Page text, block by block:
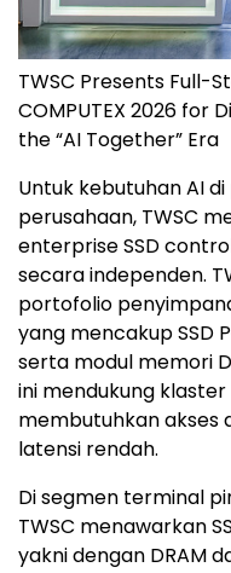
TWSC Presents Full-
COMPUTEX 2026 for
the “AI Together” Era
Untuk kebutuhan AI
perusahaan, TWSC
enterprise SSD
secara independen.
portofolio
yang mencakup SSD
serta modul memori
ini mendukung
membutuhkan akses
latensi rendah.
Di segmen terminal
TWSC menawarkan
yakni dengan DRAM